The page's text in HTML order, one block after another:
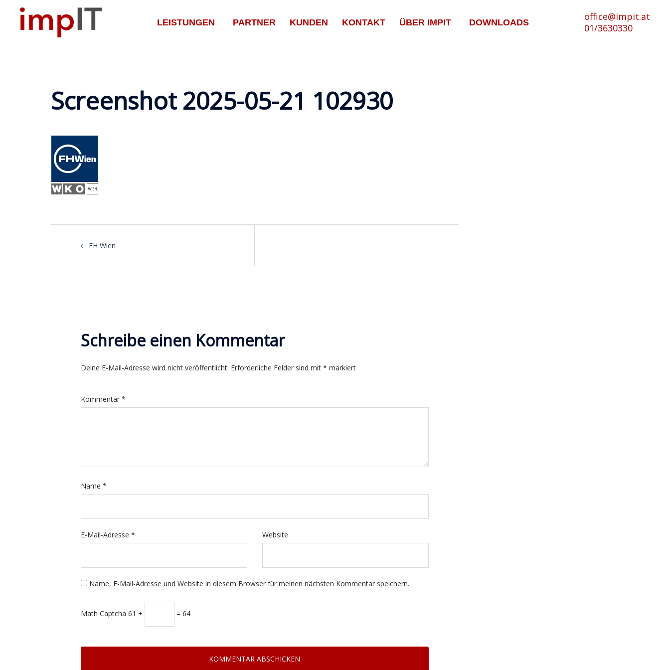
springen
LEISTUNGEN PARTNER KUNDEN KONTAKT ÜBER IMPIT DOWNLOADS
office@impit.at
01/3630330
Screenshot 2025-05-21 102930
Beitragsnavigation
FH Wien
Schreibe einen Kommentar
Deine E-Mail-Adresse wird nicht veröffentlicht. Erforderliche Felder sind mit * markiert
Kommentar *
Name *
E-Mail-Adresse * Website
Name, E-Mail-Adresse und Website in diesem Browser für meinen nächsten Kommentar speichern.
Math Captcha 61 + = 64